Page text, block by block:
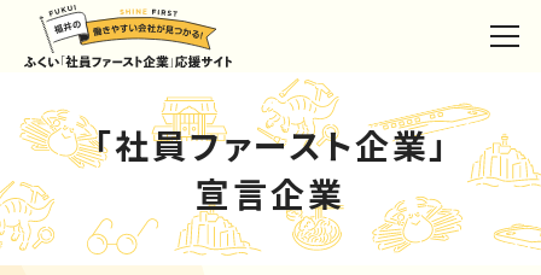
「社員ファースト企業」
宣言企業